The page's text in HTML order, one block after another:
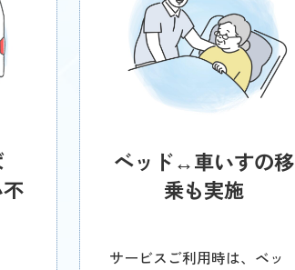
ベッド↔車いすの移
乗も実施
サービスご利用時は、ベッ